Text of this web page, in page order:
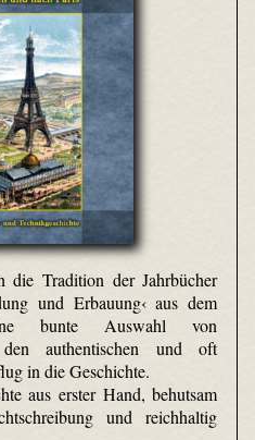
die Tradition der Jahrbücher
und Erbauung‹ aus dem
bunte Auswahl von
authentischen und oft
in die Geschichte.
aus erster Hand, behutsam
und reichhaltig